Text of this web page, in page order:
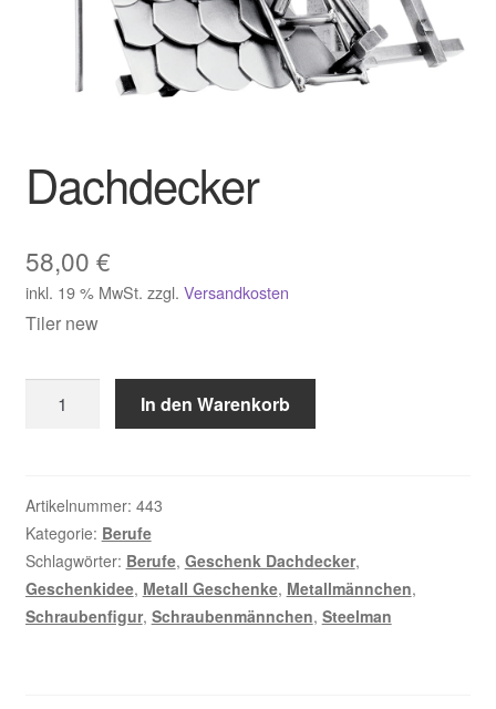
Dachdecker
58,00 €
inkl. 19 % MwSt. zzgl. Versandkosten
Tiler new
Menge
In den Warenkorb
Artikelnummer: 443
Kategorie: Berufe
Schlagwörter: Berufe, Geschenk Dachdecker,
Geschenkidee, Metall Geschenke, Metallmännchen,
Schraubenfigur, Schraubenmännchen, Steelman